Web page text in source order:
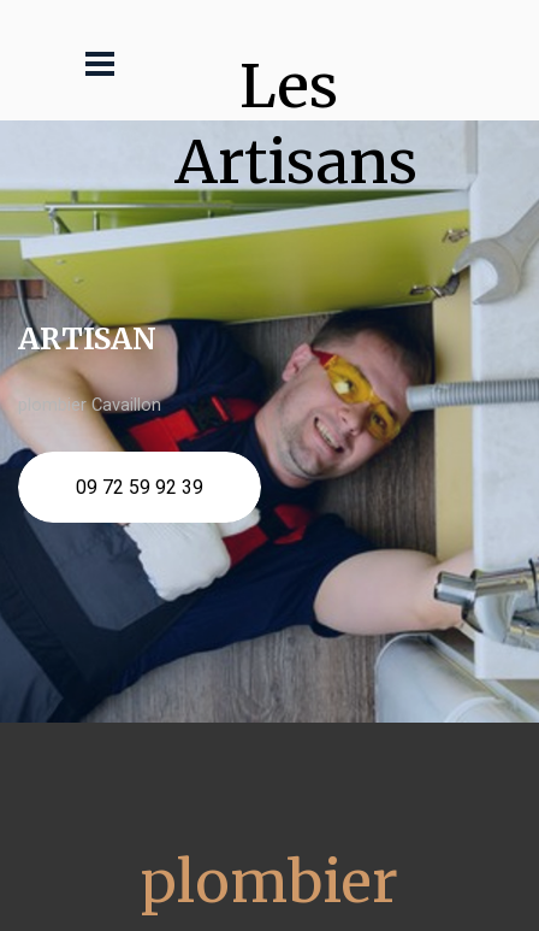
Les
Artisans
ARTISAN
plombier Cavaillon
09 72 59 92 39
plombier